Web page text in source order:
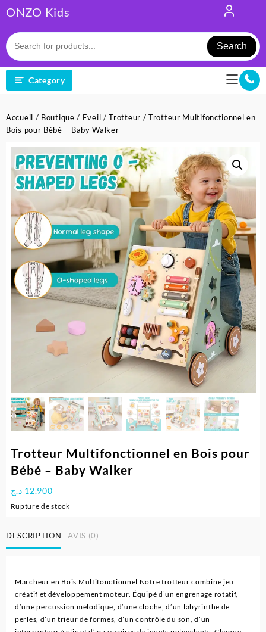
to
content
ONZO Kids
Search
Category
Accueil / Boutique / Eveil /Trotteur / Trotteur Multifonctionnel en
Bois pour Bébé – Baby Walker
Trotteur Multifonctionnel en Bois pour
Bébé – Baby Walker
12.900 د.ج
Rupture de stock
DESCRIPTION AVIS (0)
Marcheur en Bois Multifonctionnel Notre trotteur combine jeu
créatif et développement moteur. Équipé d’un engrenage rotatif,
d’une percussion mélodique, d’une cloche, d’un labyrinthe de
perles, d’un trieur de formes, d’un contrôle du son, d’un